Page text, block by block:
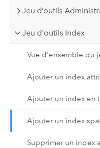
Jeu d’outils
Jeu d'outils Index
Vue d'ensemble du
Ajouter un index
Ajouter un index en
Ajouter un index
Supprimer un index